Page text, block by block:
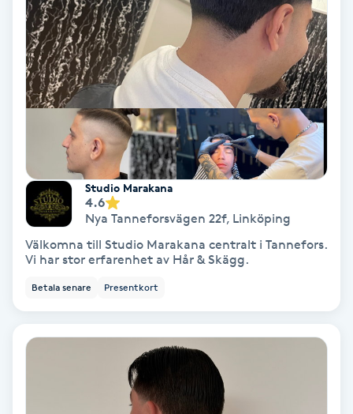
Gellack
Gellack med förstärkning
Gravidmassage
Gravidyoga
Gruppträning
Gua Sha-massage
Hatha Yoga
Studio Marakana
4.6
Nya Tanneforsvägen 22f, Linköping
Välkomna till Studio Marakana centralt i Tannefors.
Vi har stor erfarenhet av Hår & Skägg.
Betala senare Presentkort